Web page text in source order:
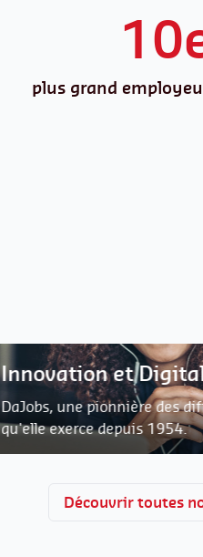
plus grand
Innovation et
DaJobs, une pionnière des
qu'elle exerce depuis 1954.
Découvrir toutes